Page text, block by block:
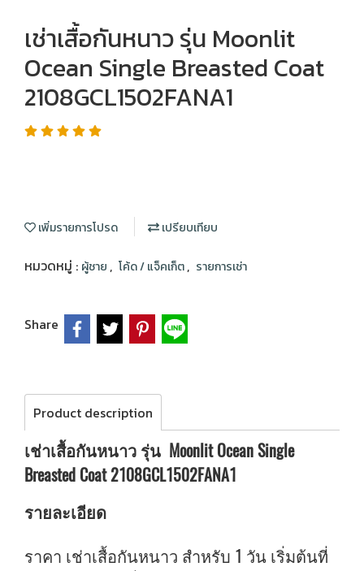
เช่าเสื้อกันหนาว รุ่น Moonlit
Ocean Single Breasted Coat
2108GCL1502FANA1
เพิ่มรายการโปรด เปรียบเทียบ
หมวดหมู่ : ผู้ชาย , โค้ด / แจ็คเก็ต, รายการเช่า
Share
Product description
เช่าเสื้อกันหนาว รุ่น Moonlit Ocean Single
Breasted Coat 2108GCL1502FANA1
รายละเอียด
ราคา เช่าเสื้อกันหนาว สำหรับ 1 วัน เริ่มต้นที่